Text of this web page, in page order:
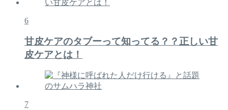
6
甘皮ケアのタブーって知ってる？？正しい甘
皮ケアとは！
7